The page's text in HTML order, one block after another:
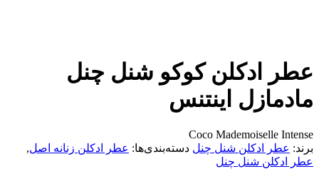
عطر ادکلن کوکو شنل چنل
مادمازل اینتنس
Coco Mademoiselle Intense
برند: عطر ادکلن شنل چنل دسته‌بندی‌ها: عطر ادکلن زنانه اصل,
عطر ادکلن شنل چنل